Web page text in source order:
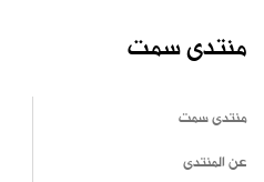
منتدى سمت
منتدى سمت
عن المنتدى